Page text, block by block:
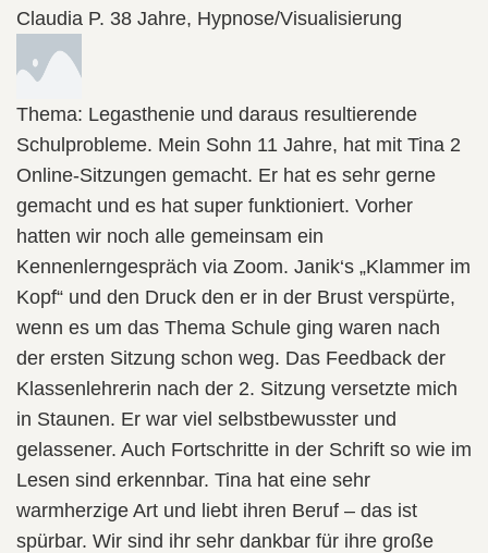
Claudia P. 38 Jahre, Hypnose/Visualisierung
Thema: Legasthenie und daraus resultierende
Schulprobleme. Mein Sohn 11 Jahre, hat mit Tina 2
Online-Sitzungen gemacht. Er hat es sehr gerne
gemacht und es hat super funktioniert. Vorher
hatten wir noch alle gemeinsam ein
Kennenlerngespräch via Zoom. Janik‘s „Klammer im
Kopf“ und den Druck den er in der Brust verspürte,
wenn es um das Thema Schule ging waren nach
der ersten Sitzung schon weg. Das Feedback der
Klassenlehrerin nach der 2. Sitzung versetzte mich
in Staunen. Er war viel selbstbewusster und
gelassener. Auch Fortschritte in der Schrift so wie im
Lesen sind erkennbar. Tina hat eine sehr
warmherzige Art und liebt ihren Beruf – das ist
spürbar. Wir sind ihr sehr dankbar für ihre große